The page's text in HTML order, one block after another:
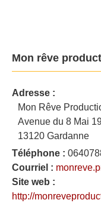
Mon rêve
Adresse :
Mon Rêve
Avenue du 8 Mai
13120 Gardanne
Téléphone :
Courriel :
Site web :
http://